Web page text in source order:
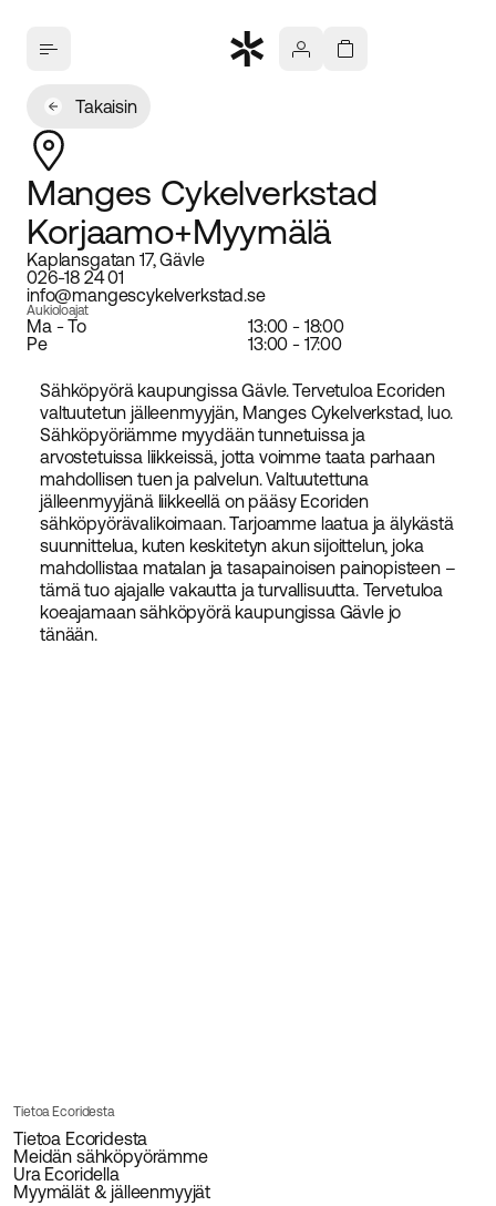
Takaisin
Manges Cykelverkstad
Korjaamo+Myymälä
Kaplansgatan 17, Gävle
026-18 24 01
info@mangescykelverkstad.se
Aukioloajat
Ma - To
13:00 - 18:00
Pe
13:00 - 17:00
Sähköpyörä kaupungissa Gävle. Tervetuloa Ecoriden
valtuutetun jälleenmyyjän, Manges Cykelverkstad, luo.
Sähköpyöriämme myydään tunnetuissa ja
arvostetuissa liikkeissä, jotta voimme taata parhaan
mahdollisen tuen ja palvelun. Valtuutettuna
jälleenmyyjänä liikkeellä on pääsy Ecoriden
sähköpyörävalikoimaan. Tarjoamme laatua ja älykästä
suunnittelua, kuten keskitetyn akun sijoittelun, joka
mahdollistaa matalan ja tasapainoisen painopisteen –
tämä tuo ajajalle vakautta ja turvallisuutta. Tervetuloa
koeajamaan sähköpyörä kaupungissa Gävle jo
tänään.
Tietoa Ecoridesta
Tietoa Ecoridesta
Meidän sähköpyörämme
Ura Ecoridella
Myymälät & jälleenmyyjät